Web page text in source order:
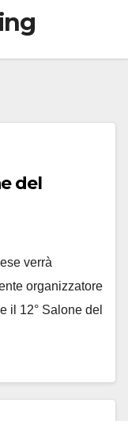
del
verrà
organizzatore
il 12° Salone del